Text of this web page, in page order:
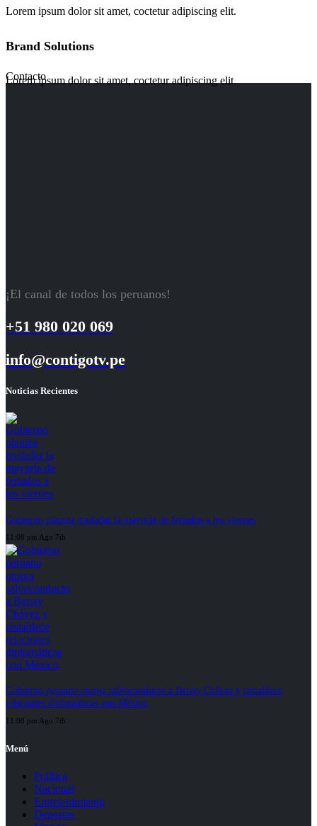
Lorem ipsum dolor sit amet, coctetur adipiscing elit.
Brand Solutions
Lorem ipsum dolor sit amet, coctetur adipiscing elit.
Contacto
¡El canal de todos los peruanos!
+51 980 020 069
info@contigotv.pe
Noticias Recientes
Gobierno plantea trasladar la mayoría de feriados a los viernes
11:08 pm Ago 7th
Gobierno peruano otorga salvoconducto a Betssy Chávez y restablece
relaciones diplomáticas con México
11:08 pm Ago 7th
Menú
Política
Nacional
Entretenimiento
Deportes